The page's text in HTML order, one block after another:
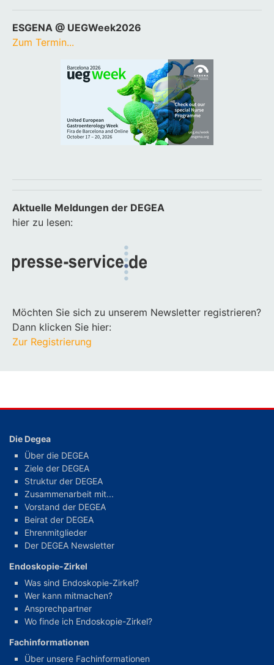
ESGENA @ UEGWeek2026
Zum Termin...
Aktuelle Meldungen der DEGEA
hier zu lesen:
Möchten Sie sich zu unserem Newsletter registrieren?
Dann klicken Sie hier:
Zur Registrierung
Die Degea
Über die DEGEA
Ziele der DEGEA
Struktur der DEGEA
Zusammenarbeit mit...
Vorstand der DEGEA
Beirat der DEGEA
Ehrenmitglieder
Der DEGEA Newsletter
Endoskopie-Zirkel
Was sind Endoskopie-Zirkel?
Wer kann mitmachen?
Ansprechpartner
Wo finde ich Endoskopie-Zirkel?
Fachinformationen
Über unsere Fachinformationen